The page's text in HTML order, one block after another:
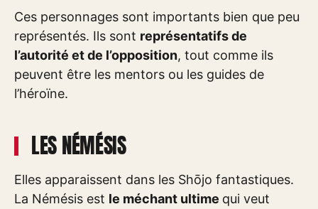
Ces personnages sont importants bien que peu
représentés. Ils sont représentatifsde
l’autorité et de l’opposition, tout comme ils
peuvent être les mentors ou les guides de
l’héroïne.
LES NÉMÉSIS
Elles apparaissent dans les Shōjo fantastiques.
La Némésis est le méchant ultime qui veut